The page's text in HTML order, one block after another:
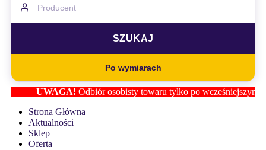
Po wymiarach
UWAGA!Odbiór osobisty towaru tylko po wcześniejszym
Strona Główna
Aktualności
Sklep
Oferta